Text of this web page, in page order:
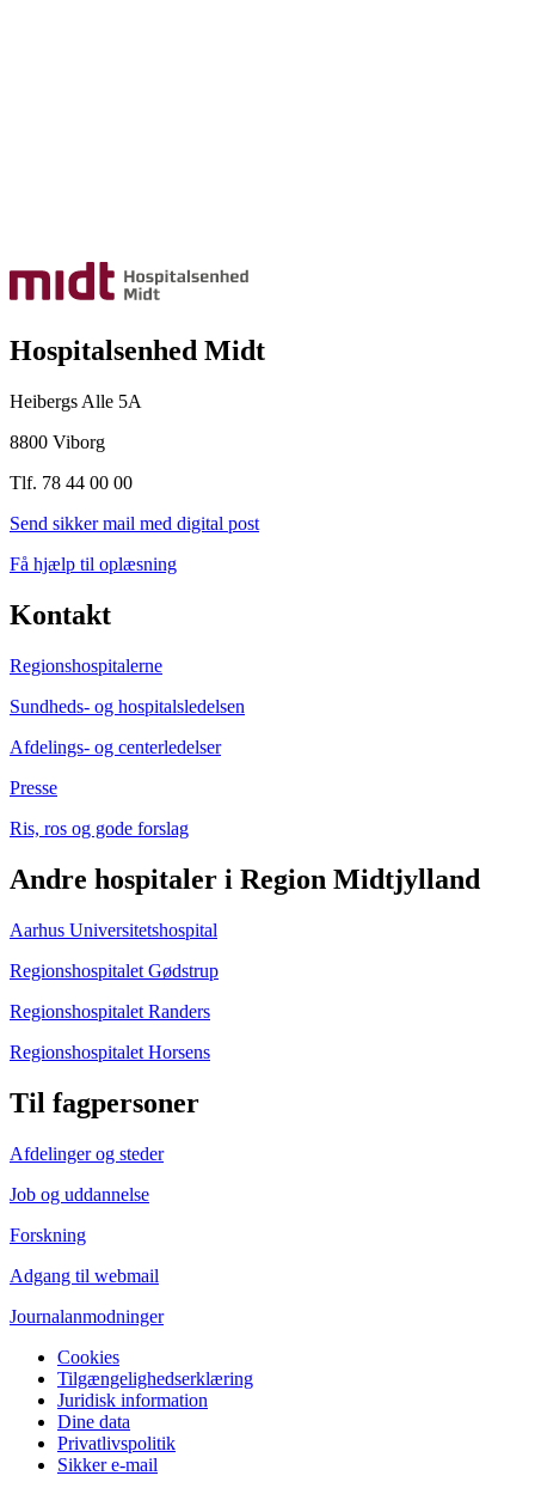
Hospitalsenhed Midt
Heibergs Alle 5A
8800 Viborg
Tlf. 78 44 00 00
Send sikker mail med digital post
Få hjælp til oplæsning
Kontakt
Regionshospitalerne
Sundheds- og hospitalsledelsen
Afdelings- og centerledelser
Presse
Ris, ros og gode forslag
Andre hospitaler i Region Midtjylland
Aarhus Universitetshospital
Regionshospitalet Gødstrup
Regionshospitalet Randers
Regionshospitalet Horsens
Til fagpersoner
Afdelinger og steder
Job og uddannelse
Forskning
Adgang til webmail
Journalanmodninger
Cookies
Tilgængelighedserklæring
Juridisk information
Dine data
Privatlivspolitik
Sikker e-mail